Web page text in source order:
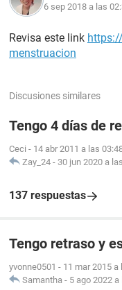
6 sep 2018 a las
Revisa este link
menstruacion
Discusiones similares
Tengo 4 días de
Ceci - 14 abr 2011 a las
Zay_24 - 30 jun 2020 a
137 respuestas
Tengo retraso y
yvonne0501 - 11 mar 2015 a
Samantha - 5 ago 2022